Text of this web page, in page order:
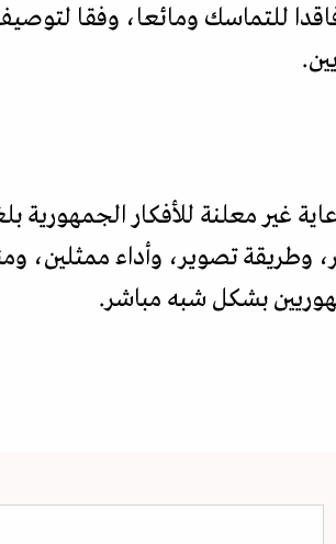
للتماسك ومائعا، وفقا
غير معلنة للأفكار الجمهورية
وطريقة تصوير، وأداء
بشكل شبه مباشر.